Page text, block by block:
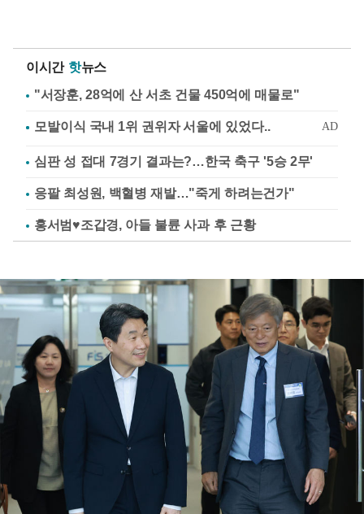
이시간 핫뉴스
"서장훈, 28억에 산 서초 건물 450억에 매물로"
심판 성 접대 7경기 결과는?…한국 축구 '5승 2무'
응팔 최성원, 백혈병 재발…"죽게 하려는건가"
홍서범♥조갑경, 아들 불륜 사과 후 근황